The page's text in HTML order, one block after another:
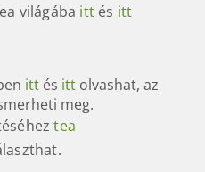
világába itt és itt
itt és itt olvashat, az
meg.
tea